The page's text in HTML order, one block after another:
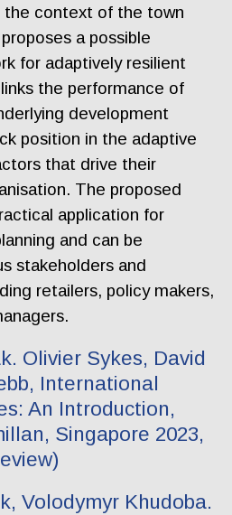
the context of the town
a possible
for adaptively resilient
the performance of
development
position in the adaptive
that drive their
The proposed
application for
and can be
stakeholders and
retailers, policy makers,
Olivier Sykes, David
International
An Introduction,
Singapore 2023,
Volodymyr Khudoba.